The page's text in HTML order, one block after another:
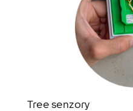
Tree senzory